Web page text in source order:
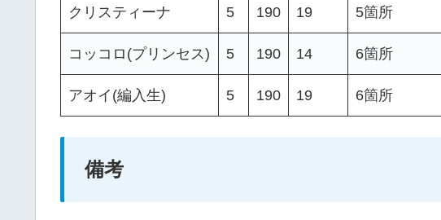
クリスティーナ 5 190 19 5箇所
コッコロ(プリンセス) 5 190 14 6箇所
アオイ(編入生) 5 190 19 6箇所
備考